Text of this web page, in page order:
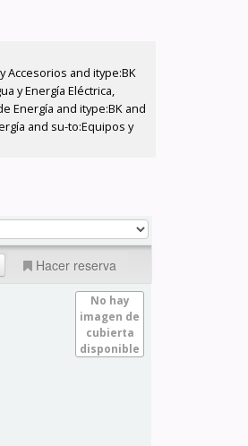
Accesorios and itype:BK
y Energía Eléctrica,
Energía and itype:BK and
and su-to:Equipos y
Hacer reserva
No hay
imagen de
cubierta
disponible